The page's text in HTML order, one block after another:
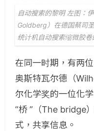
自动搜索的黎明 左图：
Goldberg）在德国蔡司
统计机自动搜索缩微胶卷
在同一时期，有两
奥斯特瓦尔德（
尔化学奖的一位化
“桥 ”（The bridge
式，共享信息。